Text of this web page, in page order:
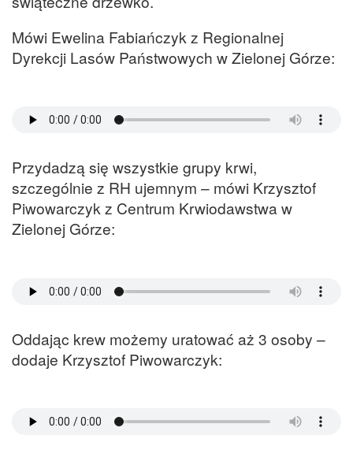
Mówi Ewelina Fabiańczyk z Regionalnej
Dyrekcji Lasów Państwowych w Zielonej Górze:
Przydadzą się wszystkie grupy krwi,
szczególnie z RH ujemnym – mówi Krzysztof
Piwowarczyk z Centrum Krwiodawstwa w
Zielonej Górze:
Oddając krew możemy uratować aż 3 osoby –
dodaje Krzysztof Piwowarczyk: